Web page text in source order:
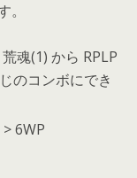
魂(1) から RPLP
のコンボにでき
6WP